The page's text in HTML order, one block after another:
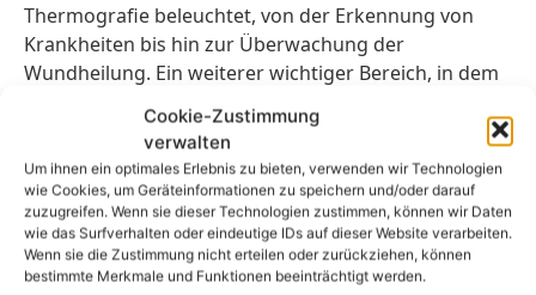
Cookie-Zustimmung
verwalten
Um ihnen ein optimales Erlebnis zu bieten, verwenden wir Technologien
wie Cookies, um Geräteinformationen zu speichern und/oder darauf
zuzugreifen. Wenn sie dieser Technologien zustimmen, können wir Daten
wie das Surfverhalten oder eindeutige IDs auf dieser Website verarbeiten.
Wenn sie die Zustimmung nicht erteilen oder zurückziehen, können
bestimmte Merkmale und Funktionen beeinträchtigt werden.
Thermografie beleuchtet, von der Erkennung von
Krankheiten bis hin zur Überwachung der
Wundheilung. Ein weiterer wichtiger Bereich, in dem
die Detektion von Entzündungen im Körper.
Entzündungen können auf verschiedene
Erkrankungen und gesundheitliche Probleme
hinweisen, von akuten Verletzungen bis hin zu
chronischen Zuständen. Die Thermografie ermöglicht
es, diese Entzündungen sichtbar zu machen, indem